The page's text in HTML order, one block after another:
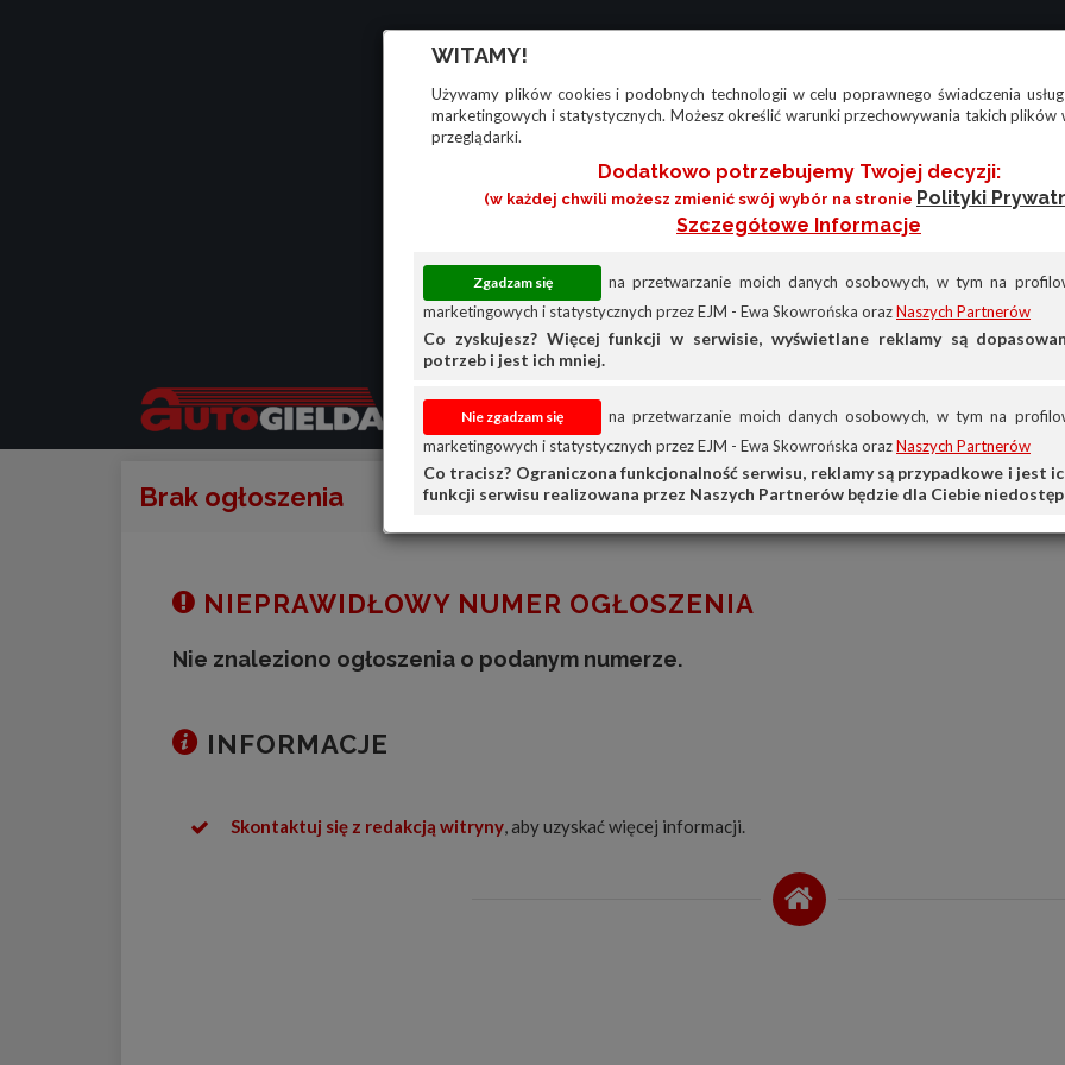
WITAMY!
Używamy plików cookies i podobnych technologii w celu poprawnego świadczenia
marketingowych i statystycznych. Możesz określić warunki przechowywania takich plików
przeglądarki.
Dodatkowo potrzebujemy Twojej decyzji:
(w każdej chwili możesz zmienić swój wybór na stronie Polityki
Szczegółowe Informacje
na przetwarzanie moich danych osobowych, w tym na
marketingowych i statystycznych przez EJM - Ewa Skowrońska orazNaszych Partnerów
Co zyskujesz? Więcej funkcji w serwisie, wyświetlane reklamy są
potrzeb i jest ich mniej.
na przetwarzanie moich danych osobowych, w tym na
marketingowych i statystycznych przez EJM - Ewa Skowrońska orazNaszych Partnerów
Co tracisz? Ograniczona funkcjonalność serwisu, reklamy są przypadkowe i jest
funkcji serwisu realizowana przez Naszych Partnerów będzie dla Ciebie
Brak ogłoszenia
NIEPRAWIDŁOWY NUMER OGŁOSZENIA
Nie znaleziono ogłoszenia o podanym numerze.
INFORMACJE
Skontaktuj się z redakcją witryny, aby uzyskać więcej informacji.